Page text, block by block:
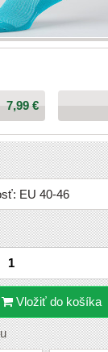
Cena:
7,99 €
Vložiť do košíka